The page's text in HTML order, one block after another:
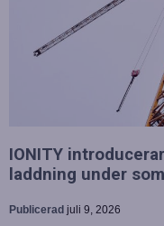
IONITY
laddning under
Publicerad juli 9, 2026